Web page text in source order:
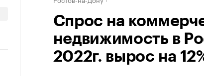
Спрос на
недвижимость в
2022г. вырос на